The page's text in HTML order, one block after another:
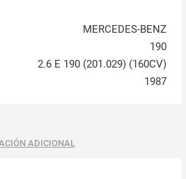
MERCEDES-BENZ
190
2.6 E 190 (201.029) (160CV)
1987
ADICIONAL